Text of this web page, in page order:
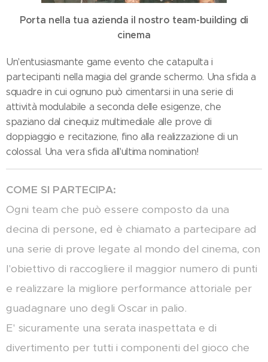
Porta nella tua azienda il nostro team-building di
cinema
Un'entusiasmante game evento che catapulta i
partecipanti nella magia del grande schermo. Una sfida a
squadre in cui ognuno può cimentarsi in una serie di
attività modulabile a seconda delle esigenze, che
spaziano dal cinequiz multimediale alle prove di
doppiaggio e recitazione, fino alla realizzazione di un
colossal. Una vera sfida all'ultima nomination!
COME SI PARTECIPA:
Ogni team che può essere composto da una
decina di persone, ed è chiamato a partecipare ad
una serie di prove legate al mondo del cinema, con
l'obiettivo di raccogliere il maggior numero di punti
e realizzare la migliore performance attoriale per
guadagnare uno degli Oscar in palio.
E' sicuramente una serata inaspettata e di
divertimento per tutti i componenti del gioco che